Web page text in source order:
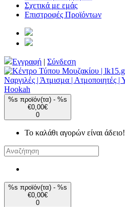
Σχετικά με εμάς
Επιστροφές Προϊόντων
Εγγραφή | Σύνδεση
%s προϊόν(τα) - %s
€0,00€
0
Το καλάθι αγορών είναι άδειο!
%s προϊόν(τα) - %s
€0,00€
0